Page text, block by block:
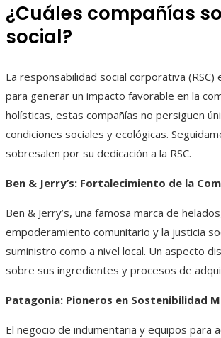
¿Cuáles compañías
social?
La responsabilidad social corporativa
para generar un impacto favorable en la
holísticas, estas compañías no persiguen
condiciones sociales y ecológicas.
sobresalen por su dedicación a la RSC.
Ben & Jerry’s: Fortalecimiento de la
Ben & Jerry’s, una famosa marca de
empoderamiento comunitario y la justicia
suministro como a nivel local. Un aspecto
sobre sus ingredientes y procesos de
Patagonia: Pioneros en Sostenibilidad
El negocio de indumentaria y equipos para